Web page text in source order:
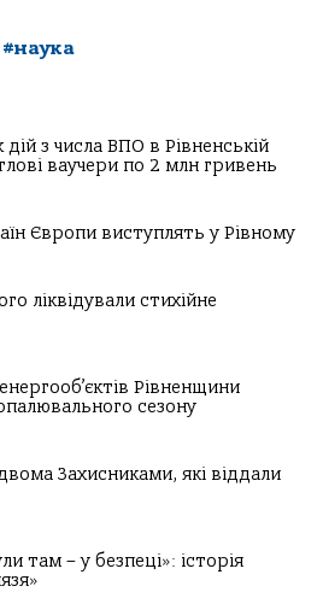
#наука
з числа ВПО в Рівненській
ваучери по 2 млн гривень
Європи виступлять у Рівному
ліквідували стихійне
Рівненщини
сезону
Захисниками, які віддали
там – у безпеці»: історія